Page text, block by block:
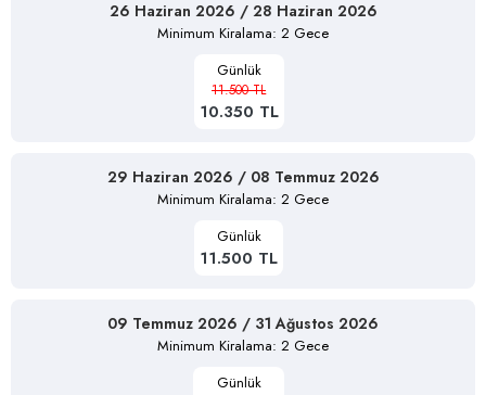
26 Haziran 2026 / 28 Haziran 2026
Minimum Kiralama: 2 Gece
Günlük
11.500 TL
10.350 TL
29 Haziran 2026 / 08 Temmuz 2026
Minimum Kiralama: 2 Gece
Günlük
11.500 TL
09 Temmuz 2026 / 31 Ağustos 2026
Minimum Kiralama: 2 Gece
Günlük